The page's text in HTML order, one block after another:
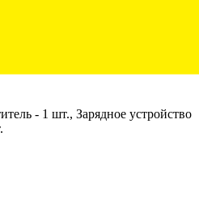
- 1 шт., Зарядное устройство